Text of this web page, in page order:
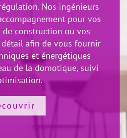
Nos ingénieurs
pour vos
construction ou vos
afin de vous fournir
et énergétiques
de la domotique, suivi